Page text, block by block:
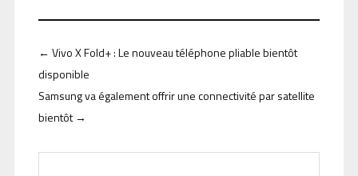
← Vivo X Fold+ : Le nouveau téléphone pliable bientôt
disponible
Samsung va également offrir une connectivité par satellite
bientôt→